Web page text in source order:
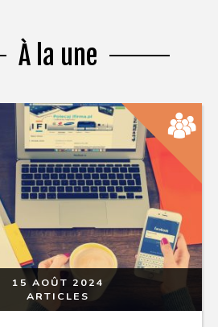
À la une
15 AOÛT 2024
ARTICLES